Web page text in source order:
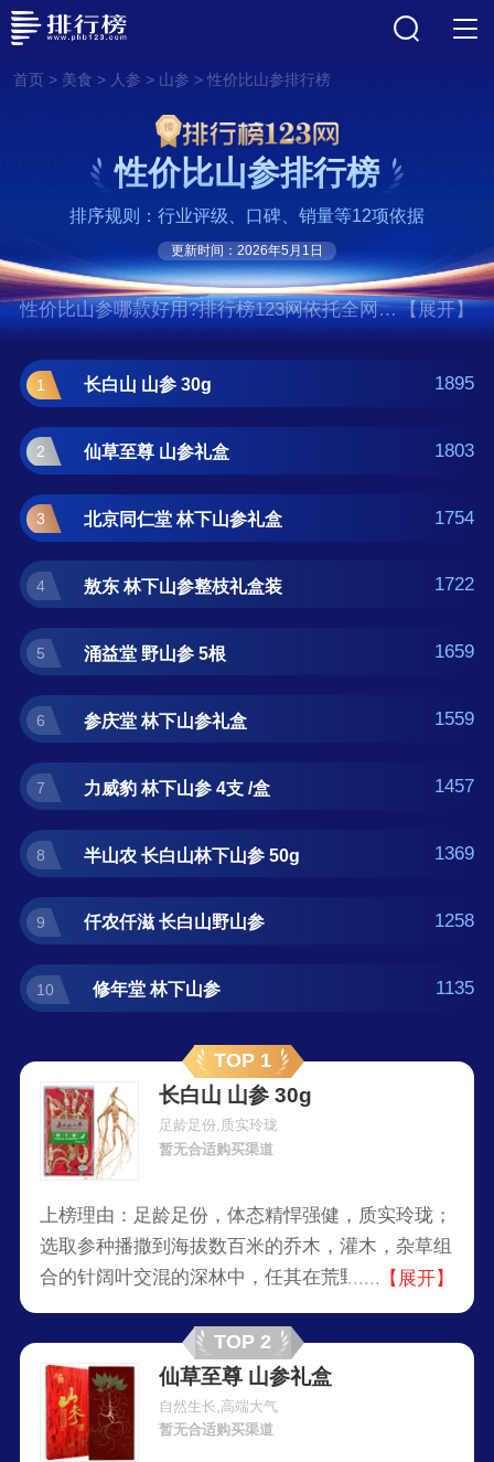
首页> 美食 > 人参 > 山参 > 性价比山参排行榜
性价比山参排行榜
排序规则：行业评级、口碑、销量等12项依据
更新时间：2026年5月1日
性价比山参哪款好用?排行榜123网依托全网大
数据，根据用户评价及销量评选出了目前口碑
佳的热门十大性价比山参产品，其中前十名分
别是长白山 山参 30g、仙草至尊 山参礼盒、北
京同仁堂 林下山参礼盒、敖东 林下山参整枝礼
盒装、涌益堂 野山参 5根、参庆堂 林下山参礼
盒、力威豹 林下山参 4支 /盒、半山农 长白山
林下山参 50g、仟农仟滋 长白山野山参、修年
堂 林下山参。下面是完整榜单，榜单每月1日
更新一次。
【展开】
1 长白山 山参 30g 1895
2 仙草至尊 山参礼盒 1803
3 北京同仁堂 林下山参礼盒 1754
4 敖东 林下山参整枝礼盒装 1722
5 涌益堂 野山参 5根 1659
6 参庆堂 林下山参礼盒 1559
7 力威豹 林下山参 4支 /盒 1457
8 半山农 长白山林下山参 50g 1369
9 仟农仟滋 长白山野山参 1258
10 修年堂 林下山参 1135
TOP 1
长白山 山参 30g
足龄足份,质实玲珑
暂无合适购买渠道
上榜理由：足龄足份，体态精悍强健，质实玲珑；
选取参种播撒到海拔数百米的乔木，灌木，杂草组
合的针阔叶交混的深林中，任其在荒野中自然界优
胜劣汰的法则，真正从源头保留了人参的品质。
【展开】
TOP 2
仙草至尊 山参礼盒
自然生长,高端大气
暂无合适购买渠道